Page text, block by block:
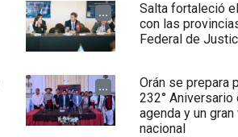
...
Salta fortaleció
con las
Federal de
...
Orán se prepara
232° Aniversario
agenda y un
nacional